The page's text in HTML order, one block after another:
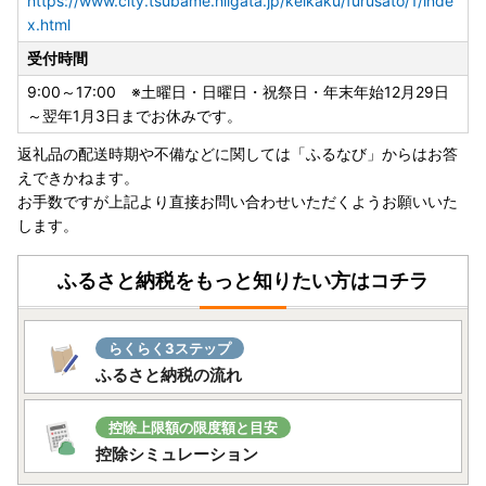
ーメーカー（3杯用）」が総合第1位に選ばれました！】
全自動コーヒーメーカー 3カップ
【TBS系日曜劇場「グランメゾン東京」で燕市のカトラリー
が使用されました‼】
2019年に放送されたTBS系日曜劇場「グランメゾン東
京」にて、燕市産のカトラリーが評価され、第4話（2019年
11月10日放送）から、こだわりの主人公のレストランの小道
具として使用されました。
優れたデザイン・品質を有するカトラリーを揃えていますの
で、ぜひご覧ください。
燕市を応援いただいた方に「職人の技」でお返しします。
※「グランメゾン東京」・・・ 主人公のシェフが三ツ星レ
ストランを目指す物語
x.html
受付時間
9:00～17:00 ※土曜日・日曜日・祝祭日・年末年始12月29日
～翌年1月3日までお休みです。
返礼品の配送時期や不備などに関しては「ふるなび」からはお答
えできかねます。
お手数ですが上記より直接お問い合わせいただくようお願いいた
します。
ふるさと納税をもっと知りたい方はコチラ
らくらく3ステップ
ふるさと納税の流れ
控除上限額の限度額と目安
控除シミュレーション